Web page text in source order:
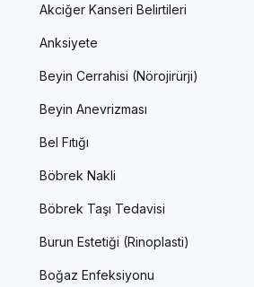
Akciğer Kanseri Belirtileri
Anksiyete
Beyin Cerrahisi (Nörojirürji)
Beyin Anevrizması
Bel Fıtığı
Böbrek Nakli
Böbrek Taşı Tedavisi
Burun Estetiği (Rinoplasti)
Boğaz Enfeksiyonu